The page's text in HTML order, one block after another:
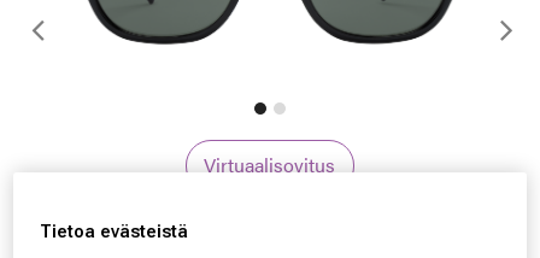
Edellinen
Virtuaalisovitus
Tietoa evästeistä